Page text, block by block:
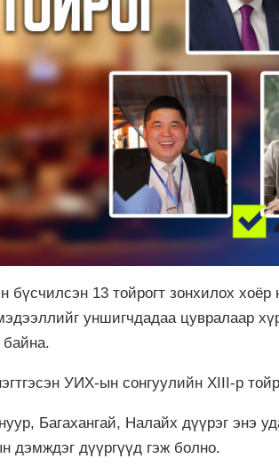
13 тойрогт зонхилох
уншигчдадаа цувралаар
байна.
УИХ-ын сонгуулийн XIII-р
Багахангай, Налайх дүүрэг энэ
дүүргүүд гэж болно.